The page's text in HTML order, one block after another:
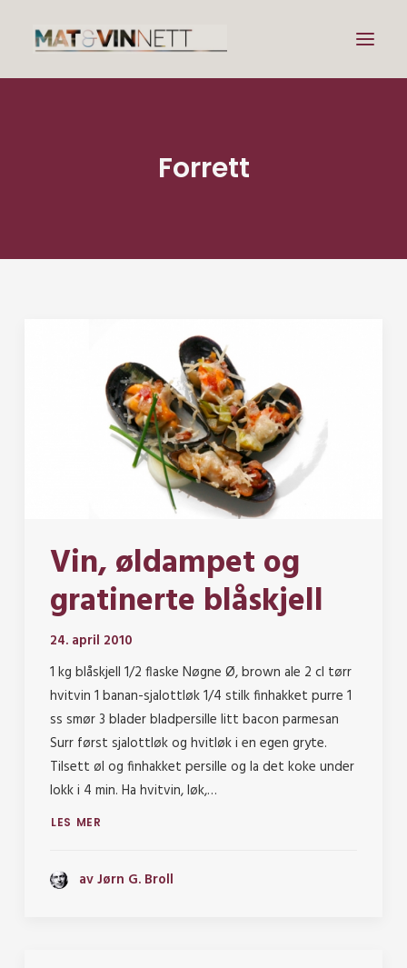
Om vin
Forrett
Vin, øldampet og
gratinerte blåskjell
24. april 2010
1 kg blåskjell 1/2 flaske Nøgne Ø, brown ale 2 cl tørr
hvitvin 1 banan-sjalottløk 1/4 stilk finhakket purre 1
ss smør 3 blader bladpersille litt bacon parmesan
Surr først sjalottløk og hvitløk i en egen gryte.
Tilsett øl og finhakket persille og la det koke under
lokk i 4 min. Ha hvitvin, løk,…
LES MER
av Jørn G. Broll